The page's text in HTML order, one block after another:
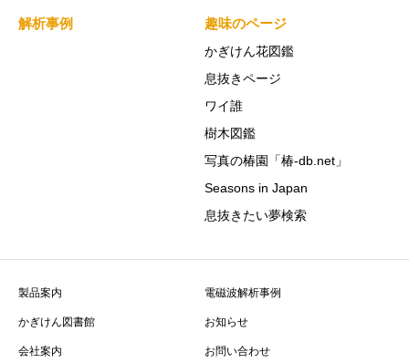
解析事例 趣味のページ
かぎけん花図鑑
息抜きページ
ワイ誰
樹木図鑑
写真の椿園「椿-db.net」
Seasons in Japan
息抜きたい夢検索
製品案内 電磁波解析事例
かぎけん図書館 お知らせ
会社案内 お問い合わせ